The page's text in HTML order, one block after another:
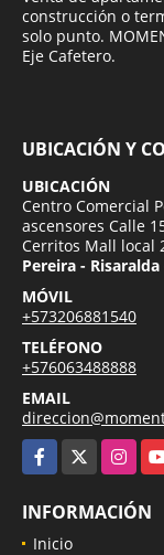
construcción o
solo punto.
Eje Cafetero.
UBICACIÓN Y
UBICACIÓN
Centro Comercial
ascensores Calle
Cerritos Mall local
Pereira -
MÓVIL
+573206881540
TELÉFONO
+576063488888
EMAIL
Facebook
INFORMACIÓN
Inicio